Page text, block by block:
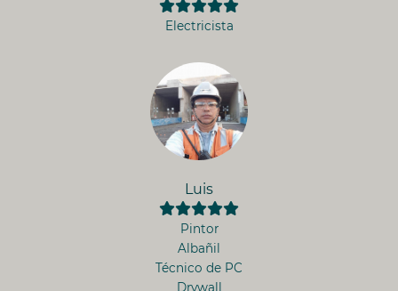
Electricista
Luis
Pintor
Albañil
Técnico de PC
Drywall